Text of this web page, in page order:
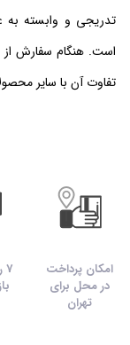
تدریجی و وابسته
است. هنگام سفارش
تفاوت آن با سایر
امکان پرداخت
در محل برای
تهران